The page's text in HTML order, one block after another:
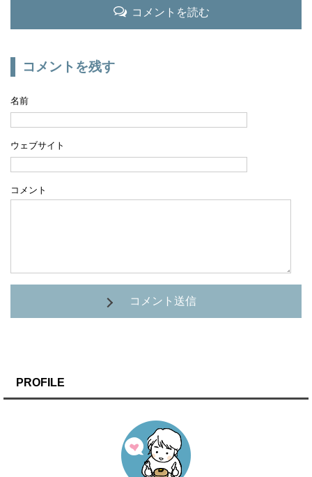
コメントを読む
コメントを残す
名前
ウェブサイト
コメント
コメント送信
PROFILE